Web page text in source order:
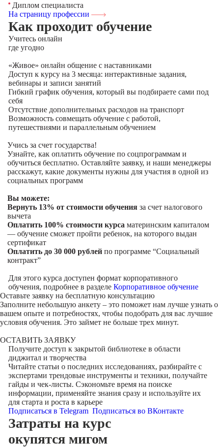
Диплом специалиста
На страницу профессии
Как проходит обучение
Учитесь онлайн
где угодно
«Живое» онлайн общение с наставниками
Доступ к курсу на 3 месяца: интерактивные задания,
вебинары и записи занятий
Гибкий график обучения, который вы подбираете сами под
себя
Отсутствие дополнительных расходов на транспорт
Возможность совмещать обучение с работой,
путешествиями и параллельным обучением
Учись за счет государства!
Узнайте, как оплатить обучение по соцпрограммам и
обучиться бесплатно. Оставляйте заявку, и наши менеджеры
расскажут, какие документы нужны для участия в одной из
социальных программ
Вы можете:
Вернуть 13% от стоимости обучения за счет налогового
вычета
Оплатить 100% стоимости курса материнским капиталом
— обучение сможет пройти ребенок, на которого выдан
сертификат
Оплатить до 30 000 рублей по программе “Социальный
контракт”
Для этого курса доступен формат корпоративного
обучения, подробнее в разделе Корпоративное обучение
Оставьте заявку на бесплатную консультацию
Заполните небольшую анкету – это поможет нам лучше узнать о
вашем опыте и потребностях, чтобы подобрать для вас лучшие
условия обучения. Это займет не больше трех минут.
ОСТАВИТЬ ЗАЯВКУ
Получите доступ к закрытой библиотекев области
диджитал и творчества
Читайте статьи о последних исследованиях, разбирайте с
экспертами трендовые инструменты и техники, получайте
гайды и чек-листы. Сэкономьте время на поиске
информации, применяйте знания сразу и используйте их
для старта и роста в карьере
Подписаться в Telegram Подписаться во ВКонтакте
Затраты на курс
окупятся мигом